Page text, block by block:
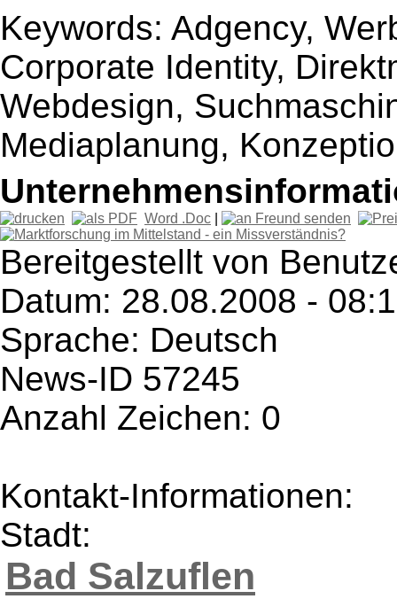
Keywords: Adgency,
Corporate Identity,
Webdesign,
Mediaplanung,
Word .Doc
Bereitgestellt von
Datum: 28.08.2008 -
Sprache: Deutsch
News-ID 57245
Anzahl Zeichen: 0
Kontakt-Informationen:
Stadt:
Bad Salzuflen